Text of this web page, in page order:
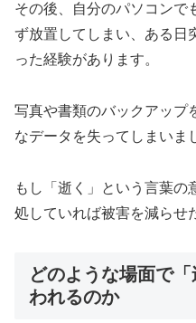
その後、自分のパソコンで
ず放置してしまい、ある日
った経験があります。
写真や書類のバックアップ
なデータを失ってしまいま
もし「逝く」という言葉の
処していれば被害を減らせ
どのような場面で
われるのか